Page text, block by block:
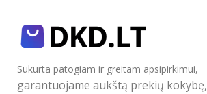
Sukurta patogiam ir greitam apsipirkimui,
garantuojame aukštą prekių kokybę,